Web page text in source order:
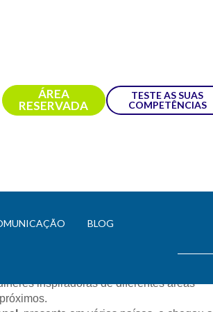
ÁREA
RESERVADA
TESTE AS SUAS
COMPETÊNCIAS
BLOG
tem como missão aumentar a ambição
inspiradoras de diferentes áreas